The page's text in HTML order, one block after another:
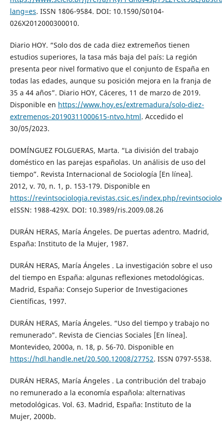
lang=es. ISSN 1806-9584. DOI: 10.1590/S0104-
026X2012000300010.
Diario HOY. “Solo dos de cada diez extremeños tienen
estudios superiores, la tasa más baja del país: La región
presenta peor nivel formativo que el conjunto de España en
todas las edades, aunque su posición mejora en la franja de
35 a 44 años”. Diario HOY, Cáceres, 11 de marzo de 2019.
Disponible en https://www.hoy.es/extremadura/solo-diez-
extremenos-20190311000615-ntvo.html. Accedido el
30/05/2023.
DOMÍNGUEZ FOLGUERAS, Marta. “La división del trabajo
doméstico en las parejas españolas. Un análisis de uso del
tiempo”. Revista Internacional de Sociología [En línea].
2012, v. 70, n. 1, p. 153-179. Disponible en
https://revintsociologia.revistas.csic.es/index.php/
eISSN: 1988-429X. DOI: 10.3989/ris.2009.08.26
DURÁN HERAS, María Ángeles. De puertas adentro. Madrid,
España: Instituto de la Mujer, 1987.
DURÁN HERAS, María Ángeles . La investigación sobre el uso
del tiempo en España: algunas reflexiones metodológicas.
Madrid, España: Consejo Superior de Investigaciones
Científicas, 1997.
DURÁN HERAS, María Ángeles. “Uso del tiempo y trabajo no
remunerado”. Revista de Ciencias Sociales [En línea].
Montevideo, 2000a, n. 18, p. 56-70. Disponible en
https://hdl.handle.net/20.500.12008/27752. ISSN 0797-5538.
DURÁN HERAS, María Ángeles . La contribución del trabajo
no remunerado a la economía española: alternativas
metodológicas. Vol. 63. Madrid, España: Instituto de la
Mujer, 2000b.